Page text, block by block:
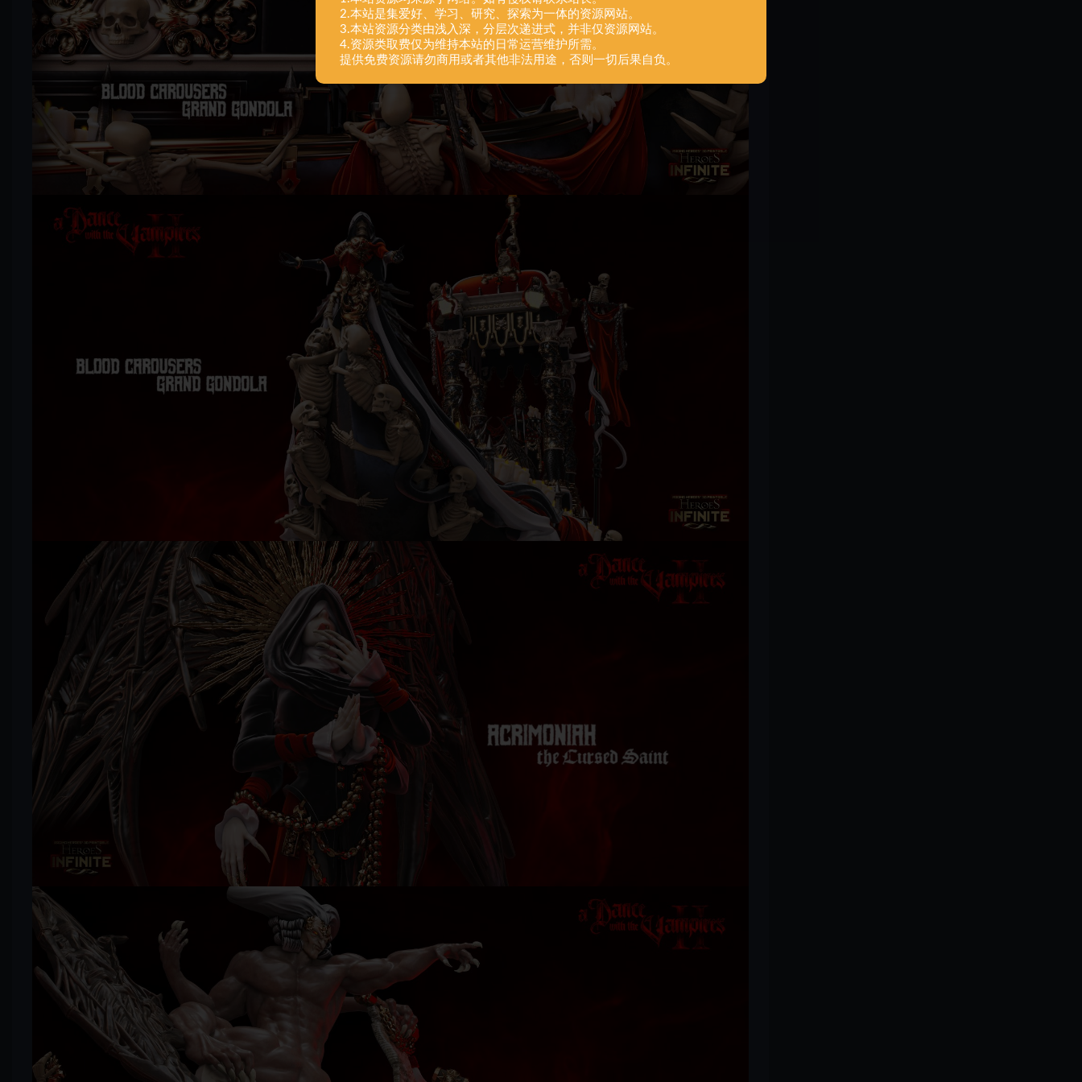
2.本站是集爱好、学习、研究、探索为一体的资源网站。
3.本站资源分类由浅入深，分层次递进式，并非仅资源网站。
4.资源类取费仅为维持本站的日常运营维护所需。
提供免费资源请勿商用或者其他非法用途，否则一切后果自负。